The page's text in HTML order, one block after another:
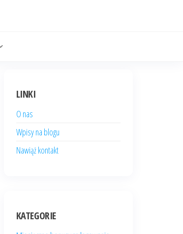
LINKI
O nas
Wpisy na blogu
Nawiąż kontakt
KATEGORIE